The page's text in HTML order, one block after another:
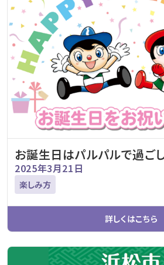
お誕生日はパルパルで過ご
2025年3月21日
楽しみ方
詳しくはこちら